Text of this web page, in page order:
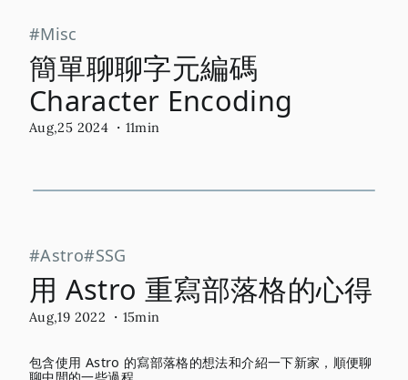
Misc
簡單聊聊字元編碼
Character Encoding
Aug,25 2024・11min
Astro SSG
用 Astro 重寫部落格的心得
Aug,19 2022 ・15min
包含使用 Astro 的寫部落格的想法和介紹一下新家，順便聊